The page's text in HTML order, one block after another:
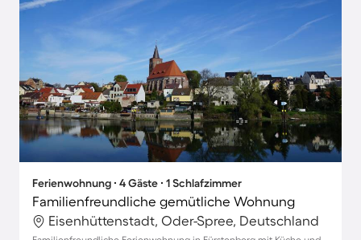
Ferienwohnung ∙ 4 Gäste ∙ 1 Schlafzimmer
Familienfreundliche gemütliche Wohnung
Eisenhüttenstadt, Oder-Spree, Deutschland